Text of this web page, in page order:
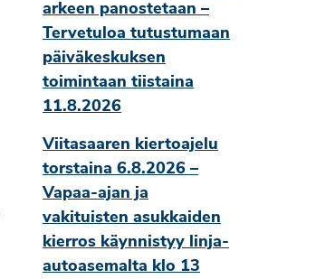
arkeen panostetaan –
Tervetuloa tutustumaan
päiväkeskuksen
toimintaan tiistaina
11.8.2026
Viitasaaren kiertoajelu
torstaina 6.8.2026 –
Vapaa-ajan ja
vakituisten asukkaiden
kierros käynnistyy linja-
autoasemalta klo 13